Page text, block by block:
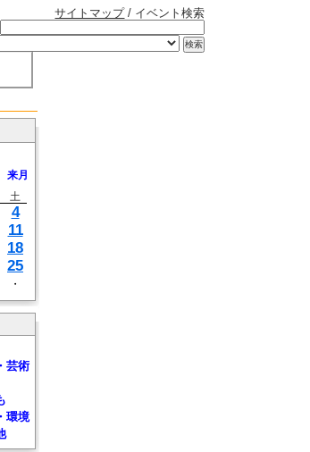
サイトマップ/ イベント検索
来月
土
4
11
18
25
・
芸術
環境